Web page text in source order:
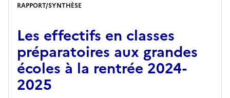
RAPPORT/SYNTHÈSE
Les effectifs en classes
préparatoires aux grandes
écoles à la rentrée 2024-
2025